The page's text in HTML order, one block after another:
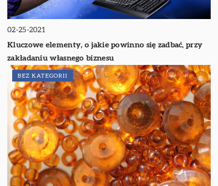
02-25-2021
Kluczowe elementy, o jakie powinno się zadbać, przy
zakładaniu własnego biznesu
BEZ KATEGORII